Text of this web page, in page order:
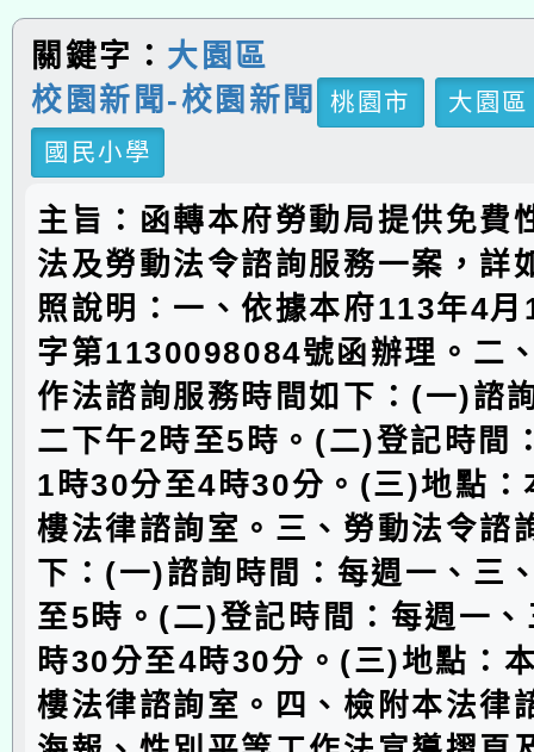
關鍵字： 大園區
校園新聞-校園新聞
桃園市
大園區
國民小學
主旨：函轉本府勞動局提供免費
法及勞動法令諮詢服務一案，詳
照說明：一、依據本府113年4
字第1130098084號函辦理。二
作法諮詢服務時間如下：(一)諮
二下午2時至5時。(二)登記時間
1時30分至4時30分。(三)地點：
樓法律諮詢室。三、勞動法令諮
下：(一)諮詢時間：每週一、三
至5時。(二)登記時間：每週一
時30分至4時30分。(三)地點：
樓法律諮詢室。四、檢附本法律